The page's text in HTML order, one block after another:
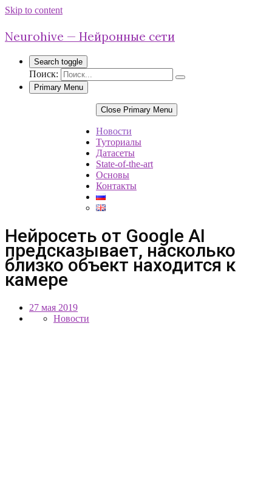
Skip to content
Neurohive — Нейронные сети
Search toggle
Поиск:
Primary Menu
Close Primary Menu
Новости
Туториалы
Датасеты
State-of-the-art
Основы
Контакты
Нейросеть от Google AI
предсказывает, насколько
близко объект находится к
камере
27 мая 2019
Новости